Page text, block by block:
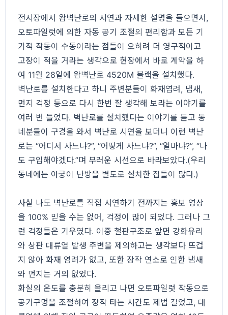
전시장에서 왐벽난로의 시연과 자세한 설명을 들으면서,
오토파일럿에 의한 자동 공기 조절의 편리함과 모든 기
기적 작동이 수동이라는 점들이 오히려 더 영구적이고
고장이 적을 거라는 생각으로 현장에서 바로 계약을 하
여 11월 28일에 왐벽난로 4520M 블랙을 설치했다.
벽난로를 설치한다고 하니 주변분들이 화재염려, 냄새,
먼지 걱정 등으로 다시 한번 잘 생각해 보라는 이야기를
여러 번 들었다. 벽난로를 설치했다는 이야기를 듣고 동
네분들이 구경을 와서 벽난로 시연을 보더니 이런 벽난
로는 “어디서 사느냐?”, “어떻게 사느냐?”, “얼마냐?”, “나
도 구입해야겠다.”며 부러운 시선으로 바라보았다.(우리
동네에는 아궁이 난방을 별도로 설치한 집들이 많다.)
사실 나도 벽난로를 직접 시연하기 전까지는 홍보 영상
을 100% 믿을 수는 없어, 걱정이 많이 되었다. 그러나 그
런 걱정들은 기우였다. 이중 철판구조로 앞면 강화유리
와 상판 대류열 발생 주변을 제외하고는 생각보다 뜨겁
지 않아 화재 염려가 없고, 또한 장작 연소로 인한 냄새
와 먼지는 거의 없었다.
화실의 온도를 충분히 올리고 나면 오토파일럿 작동으로
공기구멍을 조절하여 장작 타는 시간도 제법 길었고, 대